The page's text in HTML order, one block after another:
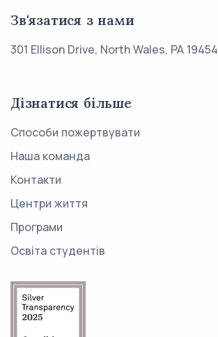
Зв'язатися з нами
301 Ellison Drive, North Wales, PA 19454
Дізнатися більше
Способи пожертвувати
Наша команда
Контакти
Центри життя
Програми
Освіта студентів